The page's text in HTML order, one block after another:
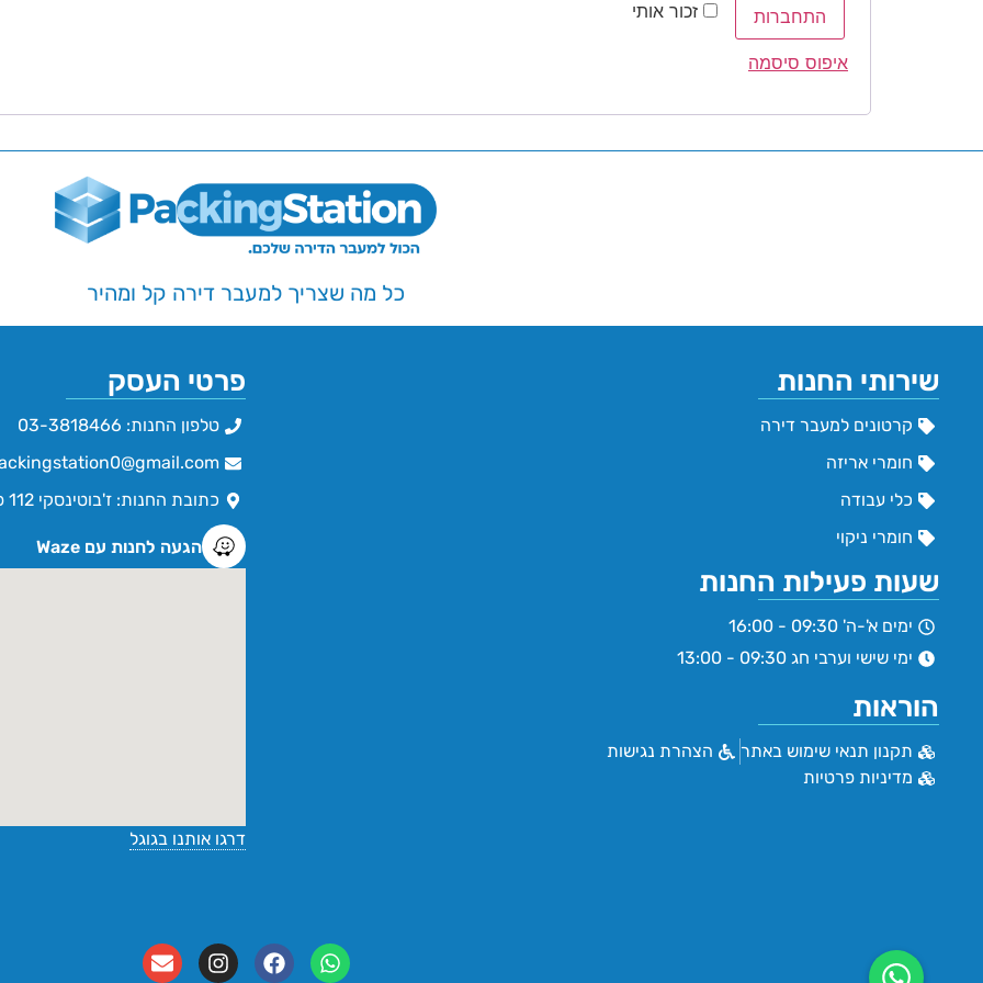
זכור אותי התחברות
איפוס סיסמה
כל מה שצריך למעבר דירה קל ומהיר
שירותי החנות
קרטונים למעבר דירה
חומרי אריזה
כלי עבודה
חומרי ניקוי
פרטי העסק
טלפון החנות: 03-3818466
כתובת החנות: ז'בוטינסקי 112 פתח תקווה
הגעה לחנות עם Waze
שעות פעילות החנות
ימים א'-ה' 09:30 - 16:00
ימי שישי וערבי חג 09:30 - 13:00
הוראות
תקנון תנאי שימוש באתר
הצהרת נגישות
מדיניות פרטיות
דרגו אותנו בגוגל